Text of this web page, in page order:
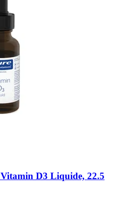
Vitamin D3 Liquide, 22.5